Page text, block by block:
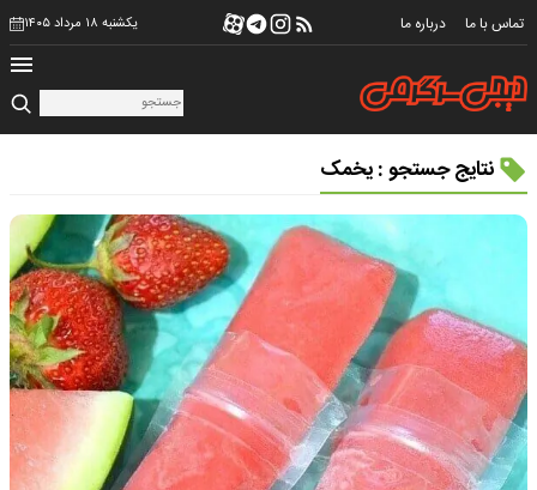
تماس با ما درباره ما یکشنبه ۱۸ مرداد ۱۴۰۵
نتایج جستجو : یخمک